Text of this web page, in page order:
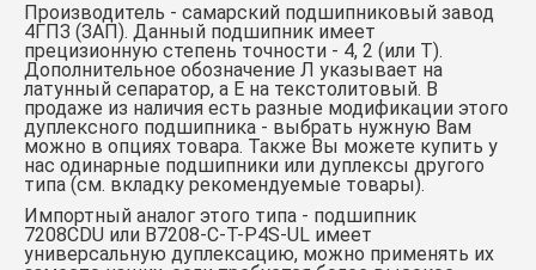
Производитель - самарский подшипниковый завод
4ГПЗ (ЗАП). Данный подшипник имеет
прецизионную степень точности - 4, 2 (или Т).
Дополнительное обозначение Л указывает на
латунный сепаратор, а Е на текстолитовый. В
продаже из наличия есть разные модификации этого
дуплексного подшипника - выбрать нужную Вам
можно в опциях товара. Также Вы можете купить у
нас одинарные подшипники или дуплексы другого
типа (см. вкладку рекомендуемые товары).
Импортный аналог этого типа - подшипник
7208СDU или B7208-C-T-P4S-UL имеет
универсальную дуплексацию, можно применять их